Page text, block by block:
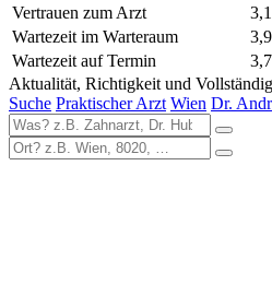
Vertrauen zum Arzt
3,1
Wartezeit im Warteraum
3,9
Wartezeit auf Termin
3,7
Aktualität, Richtigkeit und
Suche Praktischer Arzt Wien Dr.